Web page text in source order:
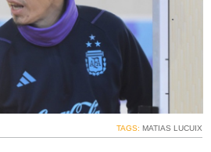
TAGS: MATIAS LUCUIX